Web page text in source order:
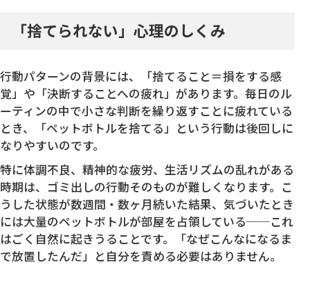
「捨てられない」心理のしくみ
行動パターンの背景には、「捨てること＝損をする感
覚」や「決断することへの疲れ」があります。毎日のル
ーティンの中で小さな判断を繰り返すことに疲れている
とき、「ペットボトルを捨てる」という行動は後回しに
なりやすいのです。
特に体調不良、精神的な疲労、生活リズムの乱れがある
時期は、ゴミ出しの行動そのものが難しくなります。こ
うした状態が数週間・数ヶ月続いた結果、気づいたとき
には大量のペットボトルが部屋を占領している──これ
はごく自然に起きうることです。「なぜこんなになるま
で放置したんだ」と自分を責める必要はありません。